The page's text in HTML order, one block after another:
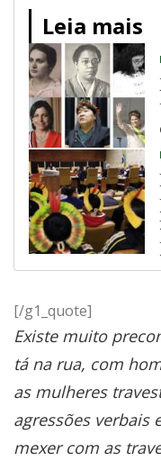
Leia mais
[/g1_quote]
Existe muito
tá na rua, com
as mulheres
agressões verbais
mexer com as